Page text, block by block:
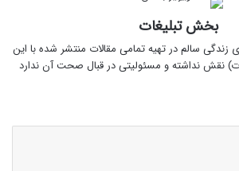
بخش تبلیغات
سالم در تهیه‌ تمامی مقالات منتشر شده با این
نقش نداشته و مسئولیتی در قبال صحت آن ندارد